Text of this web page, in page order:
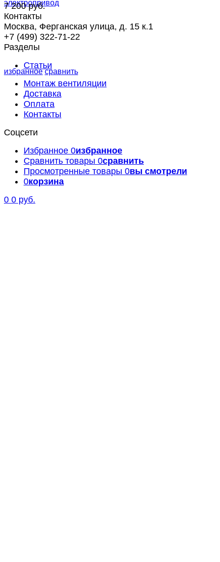
избранное сравнить
7 200 руб.
Контакты
Москва, Ферганская улица, д. 15 к.1
+7 (499) 322-71-22
Разделы
Статьи
Монтаж вентиляции
Доставка
Оплата
Контакты
Соцсети
Избранное 0избранное
Сравнить товары 0сравнить
Просмотренные товары 0вы смотрели
0корзина
0 0 руб.